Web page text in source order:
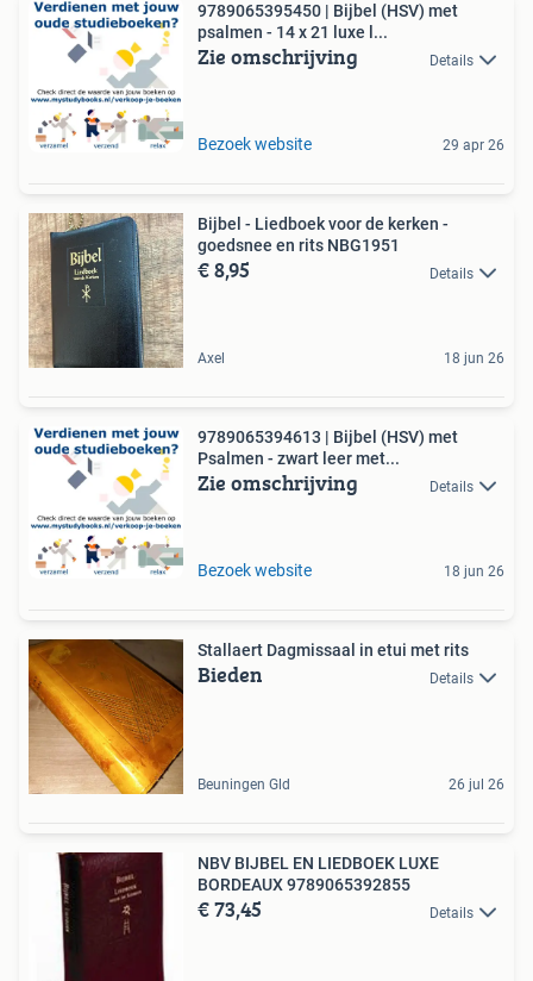
9789065395450 | Bijbel (HSV) met
psalmen - 14 x 21 luxe l...
Zie omschrijving Details
Bezoek website 29 apr 26
Bijbel - Liedboek voor de kerken -
goedsnee en rits NBG1951
€ 8,95 Details
Axel 18 jun 26
9789065394613 | Bijbel (HSV) met
Psalmen - zwart leer met...
Zie omschrijving Details
Bezoek website 18 jun 26
Stallaert Dagmissaal in etui met rits
Bieden Details
Beuningen Gld 26 jul 26
NBV BIJBEL EN LIEDBOEK LUXE
BORDEAUX 9789065392855
€ 73,45 Details